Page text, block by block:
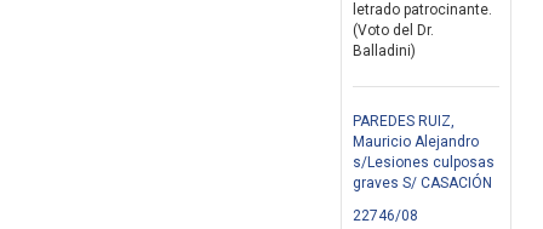
letrado patrocinante.
(Voto del Dr.
Balladini)
PAREDES RUIZ,
Mauricio Alejandro
s/Lesiones culposas
graves S/ CASACIÓN
22746/08